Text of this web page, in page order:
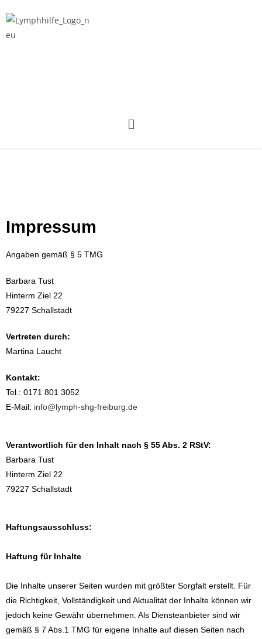
Impressum
Angaben gemäß § 5 TMG
Barbara Tust
Hinterm Ziel 22
79227 Schallstadt
Vertreten durch:
Martina Laucht
Kontakt:
Tel.: 0171 801 3052
E-Mail: info@lymph-shg-freiburg.de
Verantwortlich für den Inhalt nach § 55 Abs. 2 RStV:
Barbara Tust
Hinterm Ziel 22
79227 Schallstadt
Haftungsausschluss:
Haftung für Inhalte
Die Inhalte unserer Seiten wurden mit größter Sorgfalt erstellt. Für
die Richtigkeit, Vollständigkeit und Aktualität der Inhalte können wir
jedoch keine Gewähr übernehmen. Als Diensteanbieter sind wir
gemäß § 7 Abs.1 TMG für eigene Inhalte auf diesen Seiten nach